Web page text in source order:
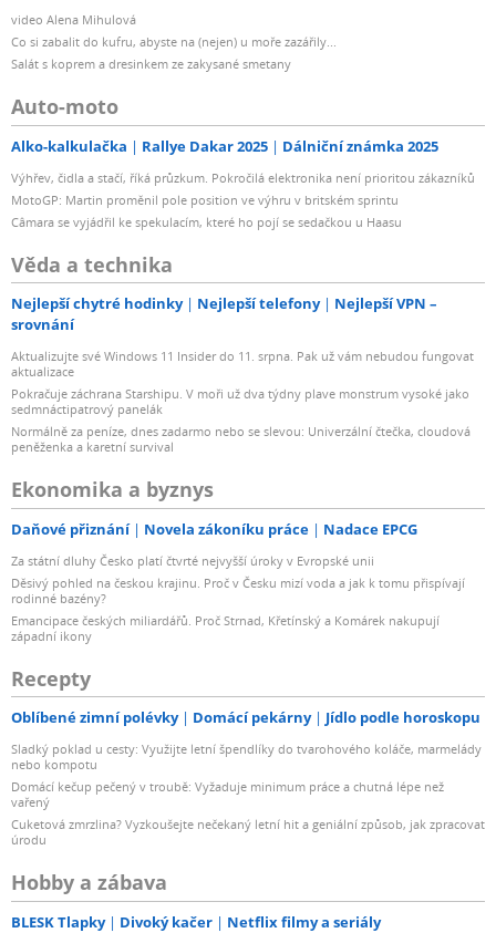
video Alena Mihulová
Co si zabalit do kufru, abyste na (nejen) u moře zazářily...
Salát s koprem a dresinkem ze zakysané smetany
Auto-moto
Alko-kalkulačka Rallye Dakar 2025 Dálniční známka 2025
Výhřev, čidla a stačí, říká průzkum. Pokročilá elektronika není prioritou zákazníků
MotoGP: Martin proměnil pole position ve výhru v britském sprintu
Câmara se vyjádřil ke spekulacím, které ho pojí se sedačkou u Haasu
Věda a technika
Nejlepší chytré hodinky Nejlepší telefony
Nejlepší VPN –
srovnání
Aktualizujte své Windows 11 Insider do 11. srpna. Pak už vám nebudou fungovat
aktualizace
Pokračuje záchrana Starshipu. V moři už dva týdny plave monstrum vysoké jako
sedmnáctipatrový panelák
Normálně za peníze, dnes zadarmo nebo se slevou: Univerzální čtečka, cloudová
peněženka a karetní survival
Ekonomika a byznys
Daňové přiznání Novela zákoníku práce Nadace EPCG
Za státní dluhy Česko platí čtvrté nejvyšší úroky v Evropské unii
Děsivý pohled na českou krajinu. Proč v Česku mizí voda a jak k tomu přispívají
rodinné bazény?
Emancipace českých miliardářů. Proč Strnad, Křetínský a Komárek nakupují
západní ikony
Recepty
Oblíbené zimní polévky Domácí pekárny Jídlo podle horoskopu
Sladký poklad u cesty: Využijte letní špendlíky do tvarohového koláče, marmelády
nebo kompotu
Domácí kečup pečený v troubě: Vyžaduje minimum práce a chutná lépe než
vařený
Cuketová zmrzlina? Vyzkoušejte nečekaný letní hit a geniální způsob, jak zpracovat
úrodu
Hobby a zábava
BLESK Tlapky Divoký kačer Netflix filmy a seriály